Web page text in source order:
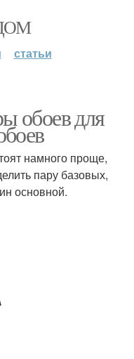
статьи
обоев для
намного проще,
пару базовых,
основной.